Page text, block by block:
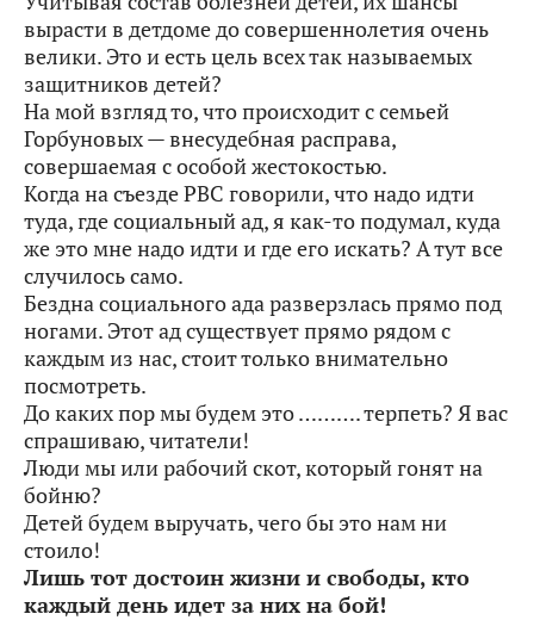
вырасти в детдоме до совершеннолетия очень
велики. Это и есть цель всех так называемых
защитников детей?
На мой взгляд то, что происходит с семьей
Горбуновых — внесудебная расправа,
совершаемая с особой жестокостью.
Когда на съезде РВС говорили, что надо идти
туда, где социальный ад, я как-то подумал, куда
же это мне надо идти и где его искать? А тут все
случилось само.
Бездна социального ада разверзлась прямо под
ногами. Этот ад существует прямо рядом с
каждым из нас, стоит только внимательно
посмотреть.
До каких пор мы будем это ………. терпеть? Я вас
спрашиваю, читатели!
Люди мы или рабочий скот, который гонят на
бойню?
Детей будем выручать, чего бы это нам ни
стоило!
Лишь тот достоин жизни и свободы, кто
каждый день идет за них на бой!